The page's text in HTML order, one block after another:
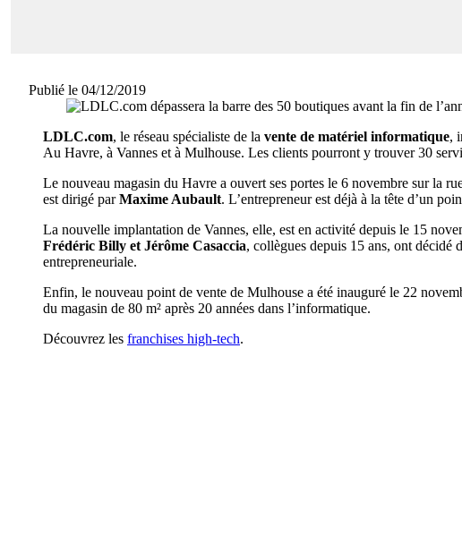
Publié le 04/12/2019
LDLC.com, le réseau spécialiste de la vente de matériel informatique,
Au Havre, à Vannes et à Mulhouse. Les clients pourront y trouver 30
Le nouveau magasin du Havre a ouvert ses portes le 6 novembre sur la
est dirigé parMaxime Aubault. L’entrepreneur est déjà à la tête d’un
La nouvelle implantation de Vannes, elle, est en activité depuis le 15
Frédéric Billy et Jérôme Casaccia, collègues depuis 15 ans, ont décidé
entrepreneuriale.
Enfin, le nouveau point de vente de Mulhouse a été inauguré le 22
du magasin de 80 m² après 20 années dans l’informatique.
Découvrez les franchises high-tech.